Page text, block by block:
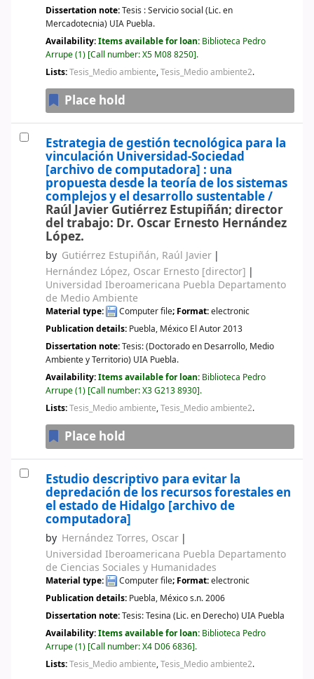
Dissertation note:Tesis : Servicio social (Lic. en
Mercadotecnia) UIA Puebla.
Availability:Items available for loan: Biblioteca Pedro
Arrupe(1) Call number:X5 M08 8250 .
Lists:Tesis_Medio ambiente,Tesis_Medio ambiente2.
Place hold
Estrategia de gestión tecnológica para la
vinculación Universidad-Sociedad
[archivo de computadora] : una
propuesta desde la teoría de los sistemas
complejos y el desarrollo sustentable /
Raúl Javier Gutiérrez Estupiñán; director
del trabajo: Dr. Oscar Ernesto Hernández
López.
by Gutiérrez Estupiñán, Raúl Javier
Hernández López, Oscar Ernesto [director]
Universidad Iberoamericana Puebla Departamento
de Medio Ambiente
Material type: Computer file; Format:electronic
Publication details: Puebla, México El Autor2013
Dissertation note:Tesis: (Doctorado en Desarrollo, Medio
Ambiente y Territorio) UIA Puebla.
Availability:Items available for loan: Biblioteca Pedro
Arrupe(1) Call number:X3 G213 8930 .
Lists:Tesis_Medio ambiente,Tesis_Medio ambiente2.
Place hold
Estudio descriptivo para evitar la
depredación de los recursos forestales en
el estado de Hidalgo [archivo de
computadora]
by Hernández Torres, Oscar
Universidad Iberoamericana Puebla Departamento
de Ciencias Sociales y Humanidades
Material type: Computer file; Format:electronic
Publication details: Puebla, Méxicos.n.2006
Dissertation note:Tesis: Tesina (Lic. en Derecho) UIA Puebla
Availability:Items available for loan: Biblioteca Pedro
Arrupe(1) Call number:X4 D06 6836 .
Lists:Tesis_Medio ambiente,Tesis_Medio ambiente2.